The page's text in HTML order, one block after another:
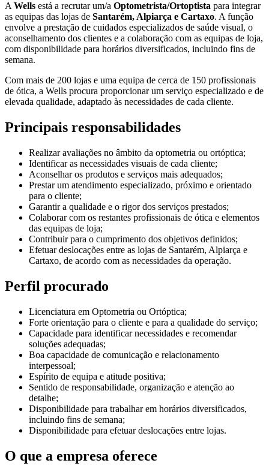
A Wells está a recrutar um/a Optometrista/Ortoptista para integrar
as equipas das lojas de Santarém, Alpiarça e Cartaxo. A função
envolve a prestação de cuidados especializados de saúde visual, o
aconselhamento dos clientes e a colaboração com as equipas de loja,
com disponibilidade para horários diversificados, incluindo fins de
semana.
Com mais de 200 lojas e uma equipa de cerca de 150 profissionais
de ótica, a Wells procura proporcionar um serviço especializado e de
elevada qualidade, adaptado às necessidades de cada cliente.
Principais responsabilidades
Realizar avaliações no âmbito da optometria ou ortóptica;
Identificar as necessidades visuais de cada cliente;
Aconselhar os produtos e serviços mais adequados;
Prestar um atendimento especializado, próximo e orientado
para o cliente;
Garantir a qualidade e o rigor dos serviços prestados;
Colaborar com os restantes profissionais de ótica e elementos
das equipas de loja;
Contribuir para o cumprimento dos objetivos definidos;
Efetuar deslocações entre as lojas de Santarém, Alpiarça e
Cartaxo, de acordo com as necessidades da operação.
Perfil procurado
Licenciatura em Optometria ou Ortóptica;
Forte orientação para o cliente e para a qualidade do serviço;
Capacidade para identificar necessidades e recomendar
soluções adequadas;
Boa capacidade de comunicação e relacionamento
interpessoal;
Espírito de equipa e atitude positiva;
Sentido de responsabilidade, organização e atenção ao
detalhe;
Disponibilidade para trabalhar em horários diversificados,
incluindo fins de semana;
Disponibilidade para efetuar deslocações entre lojas.
O que a empresa oferece